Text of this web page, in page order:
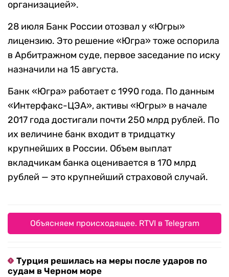
организацией».
28 июля Банк России отозвал у «Югры»
лицензию. Это решение «Югра» тоже оспорила
в Арбитражном суде, первое заседание по иску
назначили на 15 августа.
Банк «Югра» работает с 1990 года. По данным
«Интерфакс-ЦЭА», активы «Югры» в начале
2017 года достигали почти 250 млрд рублей. По
их величине банк входит в тридцатку
крупнейших в России. Объем выплат
вкладчикам банка оценивается в 170 млрд
рублей — это крупнейший страховой случай.
Объясняем происходящее. RTVI в Telegram
Турция решилась на меры после ударов по
судам в Черном море